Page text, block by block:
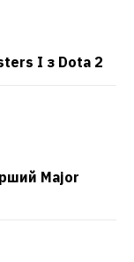
I з Dota 2
Major